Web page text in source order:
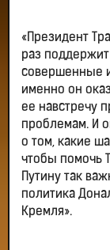
«Президент
раз
совершенные
именно он
ее навстречу
проблемам. И
о том, какие
чтобы помочь
Путину так
политика
Кремля».